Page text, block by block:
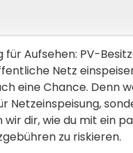
Aufsehen: PV-
Netz
eine Chance. Denn
dir, wie du mit ein
zu riskieren.